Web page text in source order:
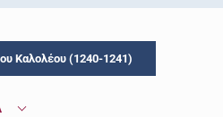
Καλολέου (1240-1241)